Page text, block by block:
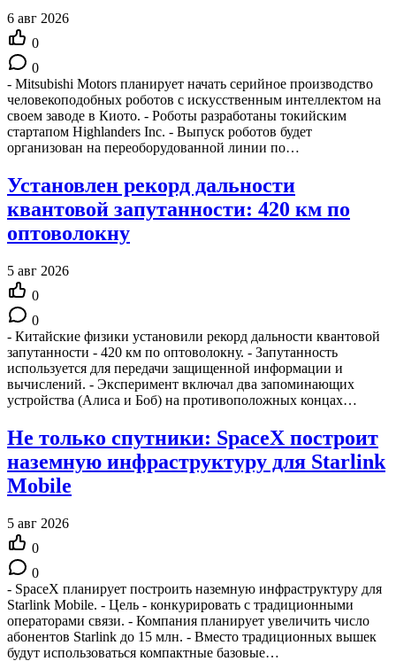
6 авг 2026
0
0
- Mitsubishi Motors планирует начать серийное производство
человекоподобных роботов с искусственным интеллектом на
своем заводе в Киото. - Роботы разработаны токийским
стартапом Highlanders Inc. - Выпуск роботов будет
организован на переоборудованной линии по…
Установлен рекорд дальности
квантовой запутанности: 420 км по
оптоволокну
5 авг 2026
0
0
- Китайские физики установили рекорд дальности квантовой
запутанности - 420 км по оптоволокну. - Запутанность
используется для передачи защищенной информации и
вычислений. - Эксперимент включал два запоминающих
устройства (Алиса и Боб) на противоположных концах…
Не только спутники: SpaceX построит
наземную инфраструктуру для Starlink
Mobile
5 авг 2026
0
0
- SpaceX планирует построить наземную инфраструктуру для
Starlink Mobile. - Цель - конкурировать с традиционными
операторами связи. - Компания планирует увеличить число
абонентов Starlink до 15 млн. - Вместо традиционных вышек
будут использоваться компактные базовые…